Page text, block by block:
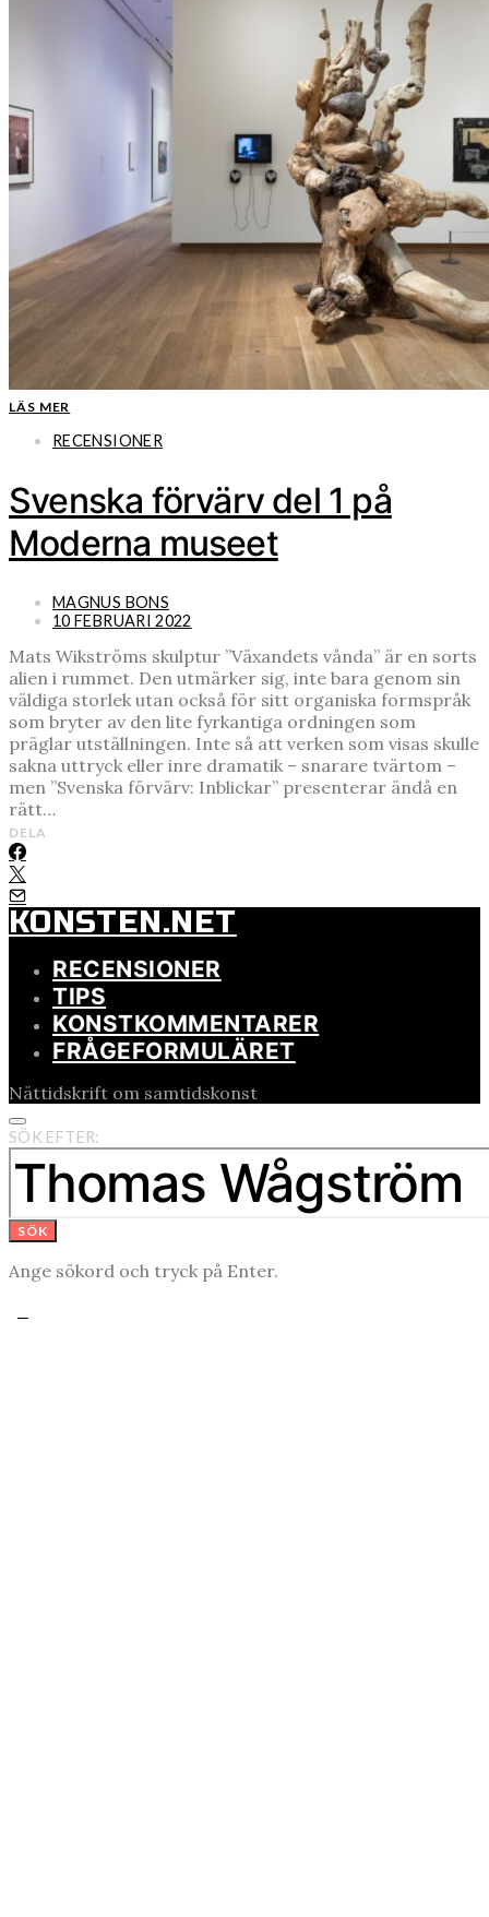
LÄS MER
RECENSIONER
Svenska förvärv del 1 på
Moderna museet
MAGNUS BONS
10 FEBRUARI 2022
Mats Wikströms skulptur ”Växandets vånda” är en sorts
alien i rummet. Den utmärker sig, inte bara genom sin
väldiga storlek utan också för sitt organiska formspråk
som bryter av den lite fyrkantiga ordningen som
präglar utställningen. Inte så att verken som visas skulle
sakna uttryck eller inre dramatik – snarare tvärtom –
men ”Svenska förvärv: Inblickar” presenterar ändå en
rätt…
DELA
KONSTEN.NET
RECENSIONER
TIPS
KONSTKOMMENTARER
FRÅGEFORMULÄRET
Nättidskrift om samtidskonst
SÖK EFTER:
SÖK
Ange sökord och tryck på Enter.